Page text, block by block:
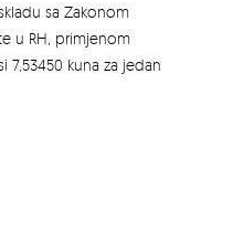
sa Zakonom
u RH, primjenom
7,53450 kuna za jedan